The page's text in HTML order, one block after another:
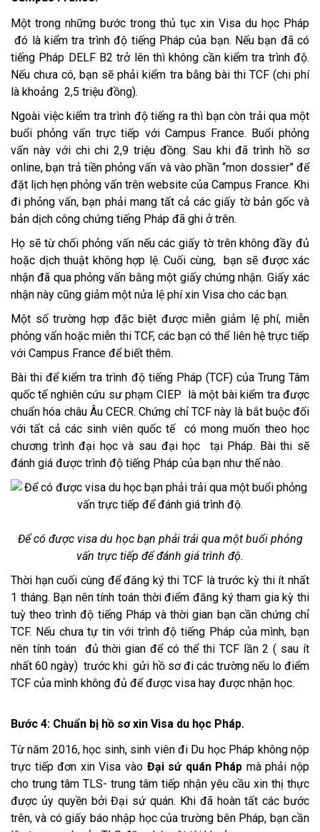
Một trong những bước trong thủ tục xin Visa du học Pháp
đó là kiểm tra trình độ tiếng Pháp của bạn. Nếu bạn đã có
tiếng Pháp DELF B2 trở lên thì không cần kiểm tra trình độ.
Nếu chưa có, bạn sẽ phải kiểm tra bằng bài thi TCF (chi phí
là khoảng 2,5 triệu đồng).
Ngoài việc kiểm tra trình độ tiếng ra thì bạn còn trải qua một
buổi phỏng vấn trực tiếp với Campus France. Buổi phỏng
vấn này với chi chi 2,9 triệu đồng. Sau khi đã trình hồ sơ
online, bạn trả tiền phỏng vấn và vào phần “mon dossier” để
đặt lịch hẹn phỏng vấn trên website của Campus France. Khi
đi phỏng vấn, bạn phải mang tất cả các giấy tờ bản gốc và
bản dịch công chứng tiếng Pháp đã ghi ở trên.
Họ sẽ từ chối phỏng vấn nếu các giấy tờ trên không đầy đủ
hoặc dịch thuật không hợp lệ. Cuối cùng, bạn sẽ được xác
nhận đã qua phỏng vấn bằng một giấy chứng nhận. Giấy xác
nhận này cũng giảm một nửa lệ phí xin Visa cho các bạn.
Một số trường hợp đặc biệt được miễn giảm lệ phí, miễn
phỏng vấn hoặc miễn thi TCF, các bạn có thể liên hệ trực tiếp
với Campus France để biết thêm.
Bài thi để kiểm tra trình độ tiếng Pháp (TCF) của Trung Tâm
quốc tế nghiên cứu sư phạm CIEP là một bài kiểm tra được
chuẩn hóa châu Âu CECR. Chứng chỉ TCF này là bắt buộc đối
với tất cả các sinh viên quốc tế có mong muốn theo học
chương trình đại học và sau đại học tại Pháp. Bài thi sẽ
đánh giá được trình độ tiếng Pháp của bạn như thế nào.
Để có được visa du học bạn phải trải qua một buổi phỏng
vấn trực tiếp để đánh giá trình độ.
Thời hạn cuối cùng để đăng ký thi TCF là trước kỳ thi ít nhất
1 tháng. Bạn nên tính toán thời điểm đăng ký tham gia kỳ thi
tuỳ theo trình độ tiếng Pháp và thời gian bạn cần chứng chỉ
TCF. Nếu chưa tự tin với trình độ tiếng Pháp của mình, bạn
nên tính toán đủ thời gian để có thể thi TCF lần 2 ( sau ít
nhất 60 ngày) trước khi gửi hồ sơ đi các trường nếu lo điểm
TCF của mình không đủ để được visa hay được nhận học.
Bước 4: Chuẩn bị hồ sơ xin Visa du học Pháp.
Từ năm 2016, học sinh, sinh viên đi Du học Pháp không nộp
trực tiếp đơn xin Visa vào Đại sứ quán Pháp mà phải nộp
cho trung tâm TLS- trung tâm tiếp nhận yêu cầu xin thị thực
được ủy quyền bởi Đại sứ quán. Khi đã hoàn tất các bước
trên, và có giấy báo nhập học của trường bên Pháp, bạn cần